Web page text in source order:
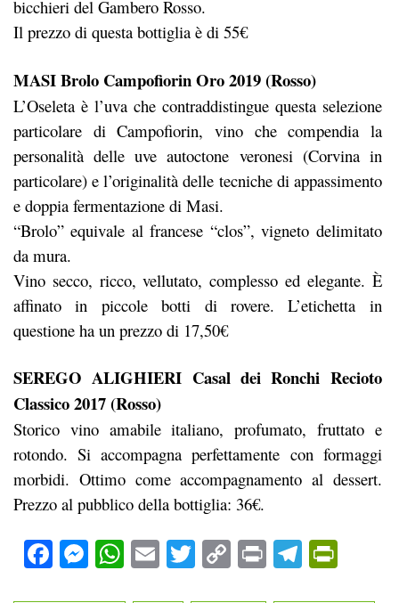
bicchieri del Gambero Rosso.
Il prezzo di questa bottiglia è di 55€
MASI Brolo Campofiorin Oro 2019 (Rosso)
L’Oseleta è l’uva che contraddistingue questa selezione
particolare di Campofiorin, vino che compendia la
personalità delle uve autoctone veronesi (Corvina in
particolare) e l’originalità delle tecniche di appassimento
e doppia fermentazione di Masi.
“Brolo” equivale al francese “clos”, vigneto delimitato
da mura.
Vino secco, ricco, vellutato, complesso ed elegante. È
affinato in piccole botti di rovere. L’etichetta in
questione ha un prezzo di 17,50€
SEREGO ALIGHIERI Casal dei Ronchi Recioto
Classico 2017 (Rosso)
Storico vino amabile italiano, profumato, fruttato e
rotondo. Si accompagna perfettamente con formaggi
morbidi. Ottimo come accompagnamento al dessert.
Prezzo al pubblico della bottiglia: 36€.
Facebook
Messenger
WhatsApp
EmailTwitter
Copy
Link
Print